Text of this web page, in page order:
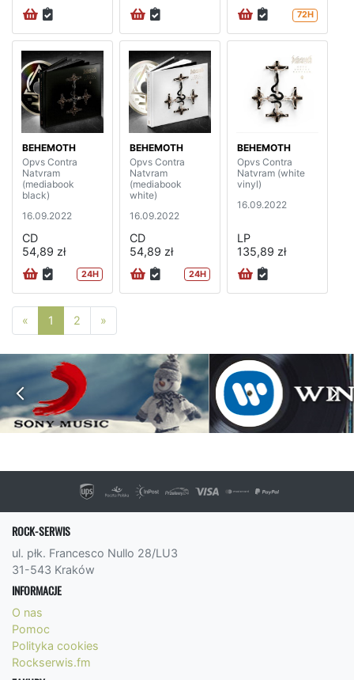
72H
BEHEMOTH
Opvs Contra
Natvram
(mediabook
black)
16.09.2022
CD
54,89 zł
24H
BEHEMOTH
Opvs Contra
Natvram
(mediabook
white)
16.09.2022
CD
54,89 zł
24H
BEHEMOTH
Opvs Contra
Natvram (white
vinyl)
16.09.2022
LP
135,89 zł
« Poprzednia strona
1 2 »
ROCK-SERWIS
ul. płk. Francesco Nullo 28/LU3
31-543 Kraków
INFORMACJE
O nas
Pomoc
Polityka cookies
Rockserwis.fm